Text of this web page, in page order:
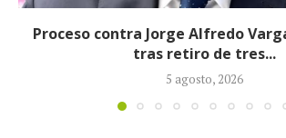
Fiscalía imputó cargos contra alias
persona ausente por
4 agosto, 2026